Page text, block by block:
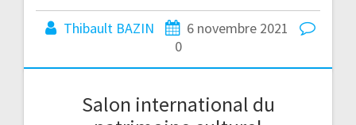
Thibault BAZIN
6 novembre 2021
0
Salon international du